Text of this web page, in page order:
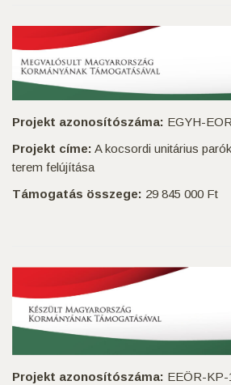
Projekt azonosítószáma: EGYH-
Projekt címe: A kocsordi unitárius
terem felújítása
Támogatás összege: 29 845 000 Ft
Projekt azonosítószáma: EEÖR-KP-